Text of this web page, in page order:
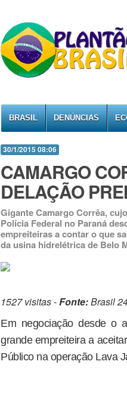
BRASIL DENÚNCIAS
30/1/2015 08:06
CAMARGO
DELAÇÃO
Gigante Camargo Corrêa,
Polícia Federal no Paraná
empreiteiras a contar o que
da usina hidrelétrica de Belo
1527 visitas -Fonte:Brasil
Em negociação desde o
grande empreiteira a
Público na operação Lava